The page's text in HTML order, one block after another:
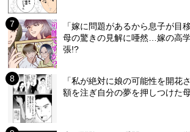
「嫁に問題があるから息子が目
母の驚きの見解に唖然…嫁の高
張!?
「私が絶対に娘の可能性を開花
額を注ぎ自分の夢を押しつけた